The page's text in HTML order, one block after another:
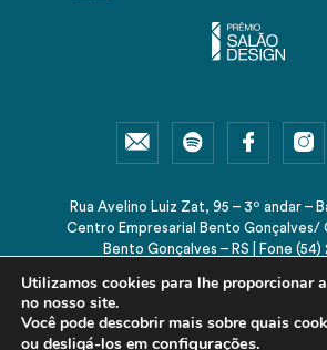
Rua Avelino Luiz Zat, 95 – 3º andar –
Centro Empresarial Bento Gonçalves/
Bento Gonçalves – RS | Fone (54)
© 2026 Sindmóveis-RS. Todos os
Utilizamos cookies para lhe proporcionar
no nosso site.
Você pode descobrir mais sobre quais
ou desligá-los em configurações.